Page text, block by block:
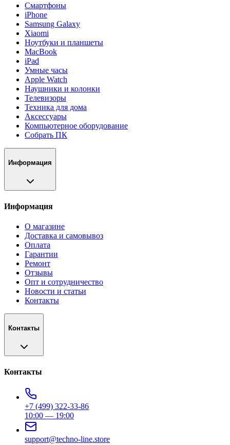
Смартфоны
iPhone
Samsung Galaxy
Xiaomi
Ноутбуки и планшеты
MacBook
iPad
Умные часы
Apple Watch
Наушники и колонки
Телевизоры
Техника для дома
Аксессуары
Компьютерное оборудование
Собрать ПК
Информация
Информация
О магазине
Доставка и самовывоз
Оплата
Гарантии
Ремонт
Отзывы
Опт и сотрудничество
Новости и статьи
Контакты
Контакты
Контакты
+7 (499) 322-33-86
10:00 — 19:00
support@techno-line.store